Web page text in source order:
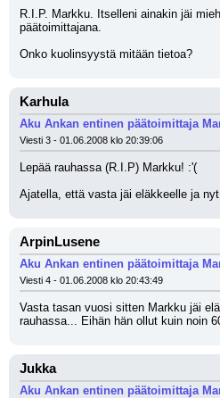
R.I.P. Markku. Itselleni ainakin jäi
päätoimittajana.
Onko kuolinsyystä mitään tietoa?
Karhula
Aku Ankan entinen päätoimittaja
Viesti 3 - 01.06.2008 klo 20:39:06
Lepää rauhassa (R.I.P) Markku! :'(
Ajatella, että vasta jäi eläkkeelle ja
ArpinLusene
Aku Ankan entinen päätoimittaja
Viesti 4 - 01.06.2008 klo 20:43:49
Vasta tasan vuosi sitten Markku jäi
rauhassa... Eihän hän ollut kuin noin
Jukka
Aku Ankan entinen päätoimittaja